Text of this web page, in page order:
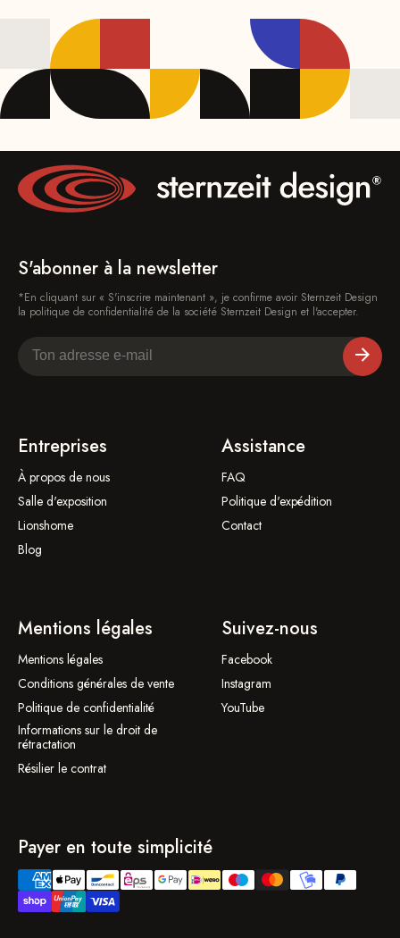
S'abonner à la newsletter
*En cliquant sur « S'inscrire maintenant », je confirme avoir Sternzeit Design
la politique de confidentialité de la société Sternzeit Design et l'accepter.
Entreprises
À propos de nous
Salle d'exposition
Lionshome
Blog
Assistance
FAQ
Politique d'expédition
Contact
Mentions légales
Mentions légales
Conditions générales de vente
Politique de confidentialité
Informations sur le droit de
rétractation
Résilier le contrat
Suivez-nous
Facebook
Instagram
YouTube
Payer en toute simplicité